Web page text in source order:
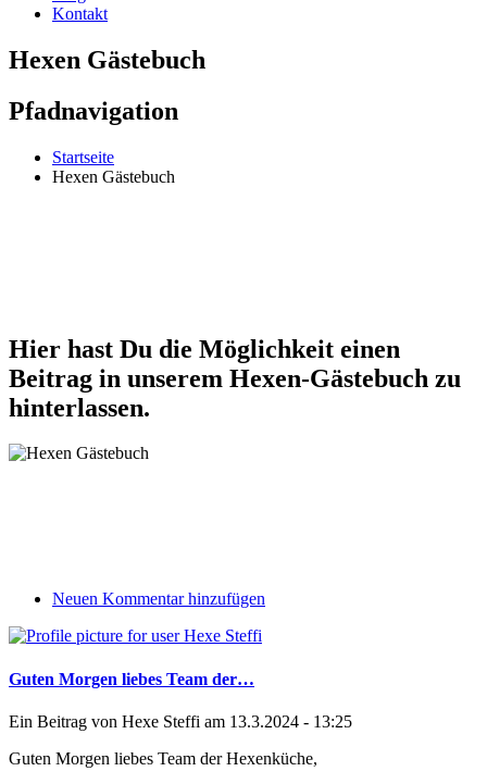
Kontakt
Hexen Gästebuch
Pfadnavigation
Startseite
Hexen Gästebuch
Hier hast Du die Möglichkeit einen
Beitrag in unserem Hexen-Gästebuch zu
hinterlassen.
Neuen Kommentar hinzufügen
Guten Morgen liebes Team der…
Ein Beitrag von Hexe Steffi am 13.3.2024 - 13:25
Guten Morgen liebes Team der Hexenküche,